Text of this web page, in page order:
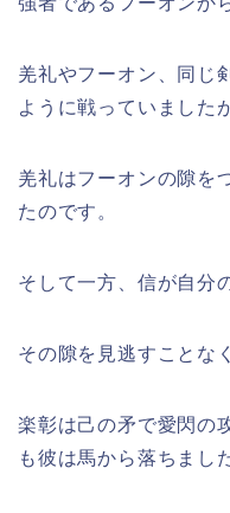
羌礼やフーオン、同じ
ように戦っていました
羌礼はフーオンの隙を
たのです。
そして一方、信が自分
その隙を見逃すことな
楽彰は己の矛で愛閃の
も彼は馬から落ちまし